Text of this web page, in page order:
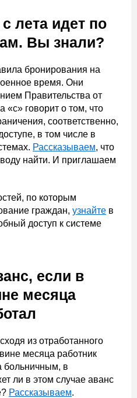
лета идет по
Вы знали?
бронирования на
время. Они
Правительства от
говорит о том, что
соответственно,
в том числе в
Рассказываем, что
найти. И приглашаем
по которым
граждан, узнайте в
доступ к системе
если в
месяца
из отработанного
месяца работник
больничным, в
ли в этом случае аванс
Рассказываем.